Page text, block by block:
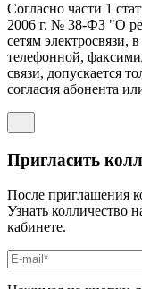
Согласно части 1
2006 г. № 38-ФЗ "О
сетям электросвязи,
телефонной,
связи, допускается
согласия абонента
Пригласить
После приглашения
Узнать колличество
кабинете.